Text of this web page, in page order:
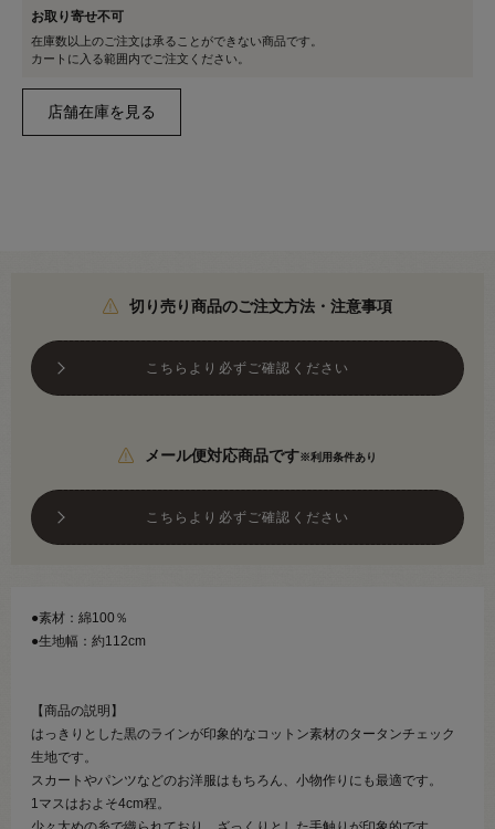
お取り寄せ不可
在庫数以上のご注文は承ることができない商品です。
カートに入る範囲内でご注文ください。
切り売り商品のご注文方法・注意事項
こちらより必ずご確認ください
メール便対応商品です※利用条件あり
こちらより必ずご確認ください
●素材：綿100％
●生地幅：約112cm
【商品の説明】
はっきりとした黒のラインが印象的なコットン素材のタータンチェック
生地です。
スカートやパンツなどのお洋服はもちろん、小物作りにも最適です。
1マスはおよそ4cm程。